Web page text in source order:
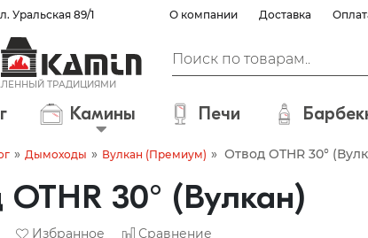
Уральская 89/1 О компании Доставка
Камины Печи
» Дымоходы » Вулкан (Премиум) » Отвод OTHR 30°
30° (Вулкан)
Избранное Сравнение